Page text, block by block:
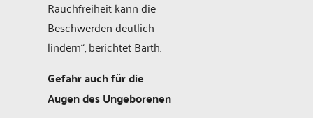
Rauchfreiheit kann die
Beschwerden deutlich
lindern“, berichtet Barth.​
Gefahr auch für die
Augen des Ungeborenen